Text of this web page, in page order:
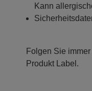
Kann
Folgen Sie
Produkt Label.